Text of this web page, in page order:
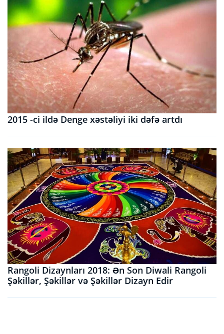
2015 -ci ildə Denge xəstəliyi iki dəfə artdı
Rangoli Dizaynları 2018: Ən Son Diwali Rangoli
Şəkillər, Şəkillər və Şəkillər Dizayn Edir